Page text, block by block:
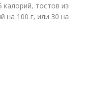
калорий, тостов из
на 100 г, или 30 на